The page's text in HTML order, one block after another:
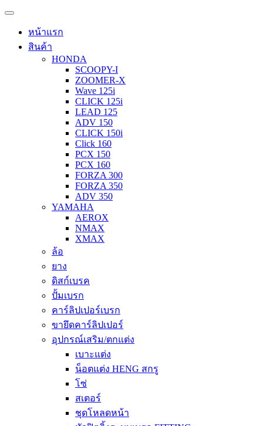
หน้าแรก
สินค้า
HONDA
SCOOPY-I
ZOOMER-X
Wave 125i
CLICK 125i
LEAD 125
ADV 150
CLICK 150i
Click 160
PCX 150
PCX 160
FORZA 300
FORZA 350
ADV 350
YAMAHA
AEROX
NMAX
XMAX
ล้อ
ยาง
ดิสก์เบรค
ปั้มเบรก
คาร์ลิปเปอร์เบรก
ขายึดคาร์ลิปเปอร์
อุปกรณ์เสริม/ตกแต่ง
เบาะแต่ง
น็อตแต่ง HENG สกรู
โซ่
สเตอร์
ชุดโหลดหน้า